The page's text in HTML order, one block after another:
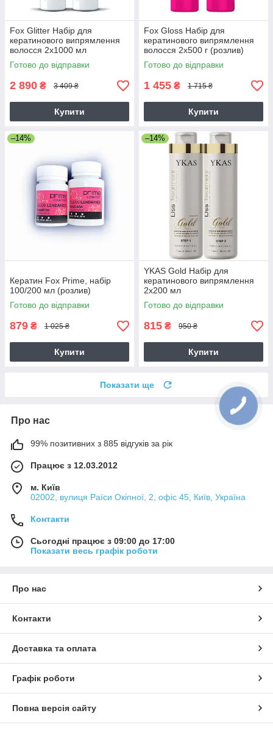
Fox Glitter Набір для
кератинового випрямлення
волосся 2х1000 мл
Готово до відправки
2 890 ₴ 3 409 ₴
Купити
Fox Gloss Набір для
кератинового випрямлення
волосся 2х500 г (розлив)
Готово до відправки
1 455 ₴ 1 715 ₴
Купити
–14%
Кератин Fox Prime, набір
100/200 мл (розлив)
Готово до відправки
879 ₴ 1 025 ₴
Купити
–14%
YKAS Gold Набір для
кератинового випрямлення
2х200 мл
Готово до відправки
815 ₴ 950 ₴
Купити
Показати ще
Про нас
99% позитивних з 885 відгуків за рік
Працює з 12.03.2012
м. Київ
02002, вулиця Раїси Окіпної, 2, офіс 45, Київ, Україна
Контакти
Сьогодні працює з 09:00 до 17:00
Показати весь графік роботи
Про нас
Контакти
Доставка та оплата
Графік роботи
Повна версія сайту